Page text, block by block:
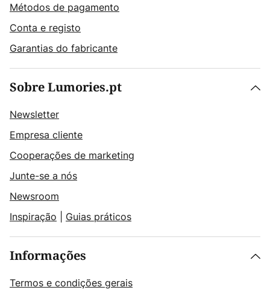
Métodos de pagamento
Conta e registo
Garantias do fabricante
Sobre Lumories.pt
Newsletter
Empresa cliente
Cooperações de marketing
Junte-se a nós
Newsroom
Inspiração
Guias práticos
Informações
Termos e condições gerais